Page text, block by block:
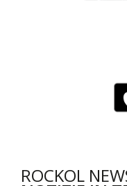
ROCKOL